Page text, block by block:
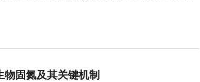
剪和重构过程。氢键的识别和裁剪，是生物质资源化
固氮及其关键机制